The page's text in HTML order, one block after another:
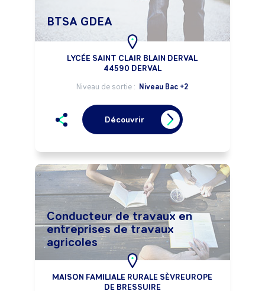
BTSA GDEA
LYCÉE SAINT CLAIR BLAIN DERVAL
44590 DERVAL
Niveau de sortie : Niveau Bac +2
Découvrir
Conducteur de travaux en
entreprises de travaux
agricoles
MAISON FAMILIALE RURALE SÈVREUROPE
DE BRESSUIRE